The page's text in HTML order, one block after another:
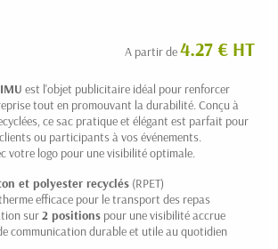
A partir de4.27 € HT
est l'objet publicitaire idéal pour renforcer
tout en promouvant la durabilité. Conçu à
ce sac pratique et élégant est parfait pour
ou participants à vos événements.
votre logo pour une visibilité optimale.
et polyester recyclés (RPET)
efficace pour le transport des repas
sur2 positions pour une visibilité accrue
communication durable et utile au quotidien